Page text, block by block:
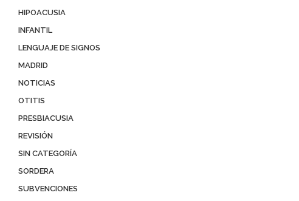
HIPOACUSIA
INFANTIL
LENGUAJE DE SIGNOS
MADRID
NOTICIAS
OTITIS
PRESBIACUSIA
REVISIÓN
SIN CATEGORÍA
SORDERA
SUBVENCIONES